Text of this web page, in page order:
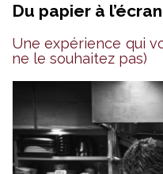
Du papier à
Une expérience qui
ne le souhaitez pas)